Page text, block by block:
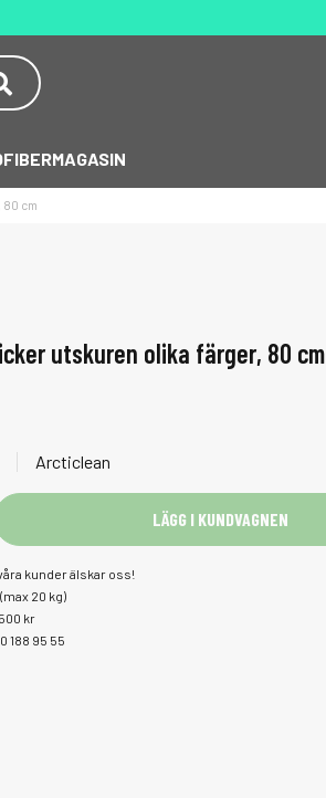
MAGASIN
cm
utskuren olika färger, 80 cm
Arcticlean
LÄGG I KUNDVAGNEN
kunder älskar oss!
20 kg)
kr
188 95 55